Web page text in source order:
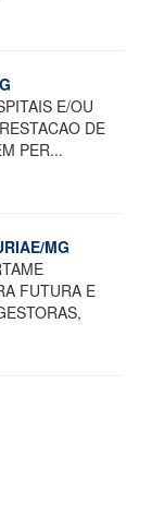
E/OU
DE
PER...
MG
FUTURA E